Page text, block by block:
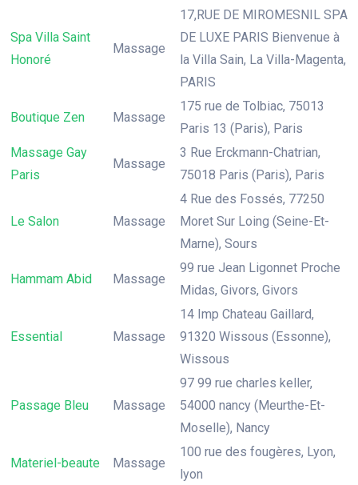
Spa Villa Saint
Honoré
Massage
17,RUE DE MIROMESNIL SPA
DE LUXE PARIS Bienvenue à
la Villa Sain, La Villa-Magenta,
PARIS
Boutique Zen Massage
175 rue de Tolbiac, 75013
Paris 13 (Paris), Paris
Massage Gay
Paris
Massage
3 Rue Erckmann-Chatrian,
75018 Paris (Paris), Paris
Le Salon Massage
4 Rue des Fossés, 77250
Moret Sur Loing (Seine-Et-
Marne), Sours
Hammam Abid Massage
99 rue Jean Ligonnet Proche
Midas, Givors, Givors
Essential Massage
14 Imp Chateau Gaillard,
91320 Wissous (Essonne),
Wissous
Passage Bleu Massage
97 99 rue charles keller,
54000 nancy (Meurthe-Et-
Moselle), Nancy
Materiel-beaute Massage
100 rue des fougères, Lyon,
lyon